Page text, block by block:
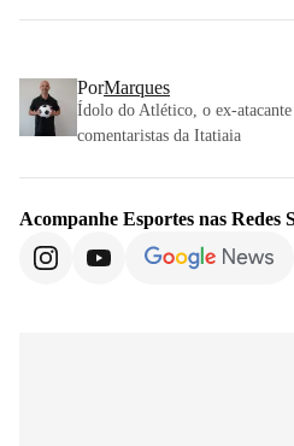
PorMarques
Ídolo do Atlético, o ex-
comentaristas da Itatiaia
Acompanhe Esportes nas Redes